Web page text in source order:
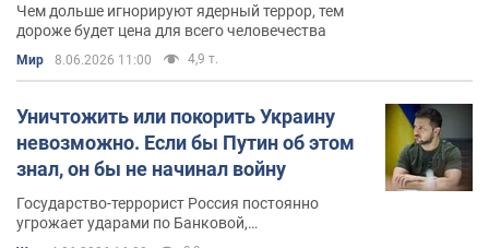
Чем дольше игнорируют ядерный террор, тем
дороже будет цена для всего человечества
Мир 8.06.2026 11:00 4,9 т.
Уничтожить или покорить Украину
невозможно. Если бы Путин об этом
знал, он бы не начинал войну
Государство-террорист Россия постоянно
угрожает ударами по Банковой,
правительственному кварталу и "центрам